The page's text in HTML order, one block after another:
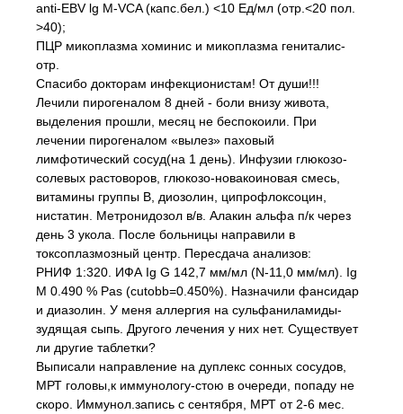
anti-EBV lg М-VCA (капс.бел.) <10 Ед/мл (отр.<20 пол.
>40);
ПЦР микоплазма хоминис и микоплазма гениталис-
отр.
Спасибо докторам инфекционистам! От души!!!
Лечили пирогеналом 8 дней - боли внизу живота,
выделения прошли, месяц не беспокоили. При
лечении пирогеналом «вылез» паховый
лимфотический сосуд(на 1 день). Инфузии глюкозо-
солевых растоворов, глюкозо-новакоиновая смесь,
витамины группы В, диозолин, ципрофлоксоцин,
нистатин. Метронидозол в/в. Алакин альфа п/к через
день 3 укола. После больницы направили в
токсоплазмозный центр. Пересдача анализов:
РНИФ 1:320. ИФА Ig G 142,7 мм/мл (N-11,0 мм/мл). Ig
M 0.490 % Pas (cutobb=0.450%). Назначили фансидар
и диазолин. У меня аллергия на сульфаниламиды-
зудящая сыпь. Другого лечения у них нет. Существует
ли другие таблетки?
Выписали направление на дуплекс сонных сосудов,
МРТ головы,к иммунологу-стою в очереди, попаду не
скоро. Иммунол.запись с сентября, МРТ от 2-6 мес.